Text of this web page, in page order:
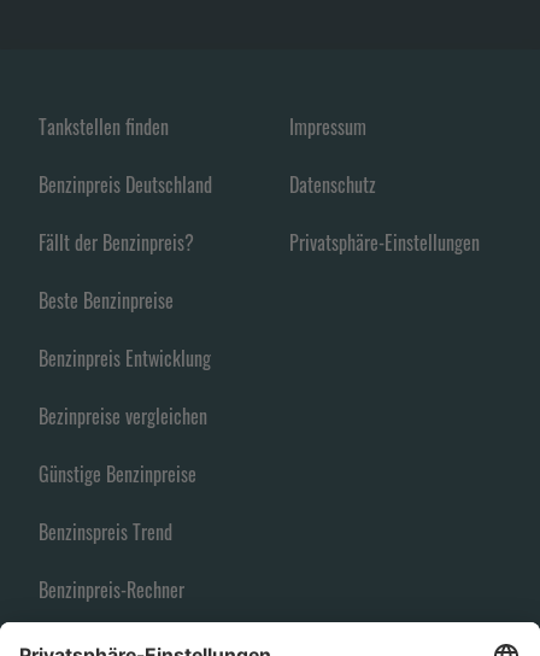
Tankstellen finden
Benzinpreis Deutschland
Fällt der Benzinpreis?
Beste Benzinpreise
Benzinpreis Entwicklung
Bezinpreise vergleichen
Günstige Benzinpreise
Benzinspreis Trend
Benzinpreis-Rechner
Spritpreise
Impressum
Datenschutz
Privatsphäre-Einstellungen